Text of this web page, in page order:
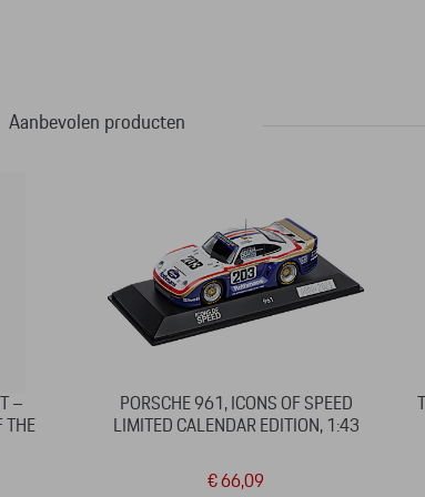
Aanbevolen producten
–
THE
PORSCHE 961, ICONS OF SPEED
LIMITED CALENDAR EDITION, 1:43
€ 66,09